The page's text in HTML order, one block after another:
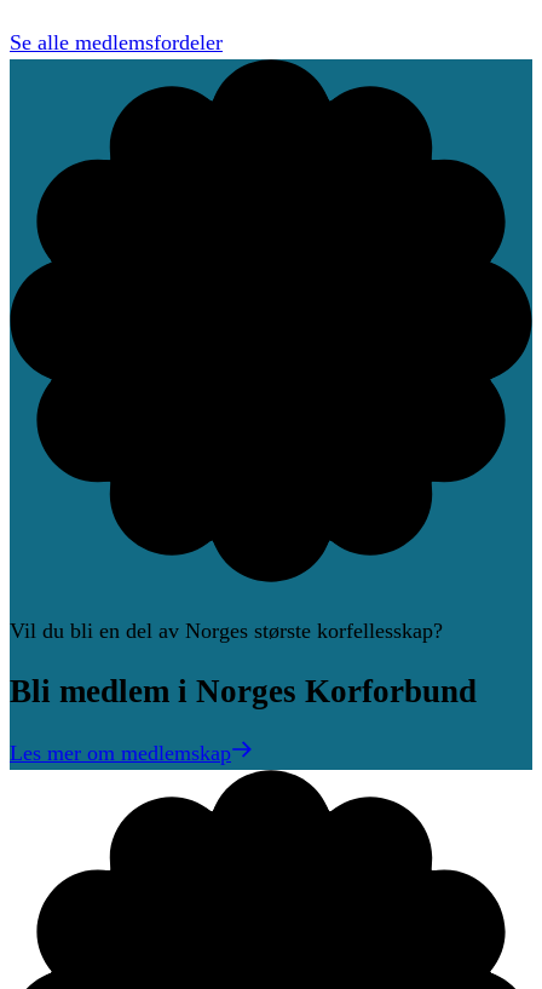
Se alle medlemsfordeler
Vil du bli en del av Norges største korfellesskap?
Bli medlem i Norges Korforbund
Les mer om medlemskap